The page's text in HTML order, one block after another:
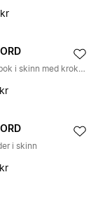
Lommebok i skinn med krokodillemønster
i skinn